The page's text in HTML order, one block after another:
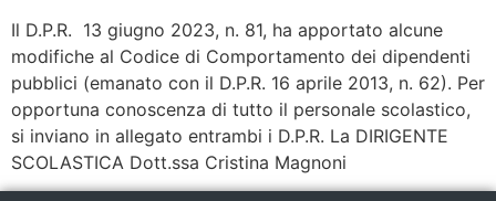
Il D.P.R. 13 giugno 2023, n. 81, ha apportato alcune
modifiche al Codice di Comportamento dei dipendenti
pubblici (emanato con il D.P.R. 16 aprile 2013, n. 62). Per
opportuna conoscenza di tutto il personale scolastico,
si inviano in allegato entrambi i D.P.R. La DIRIGENTE
SCOLASTICA Dott.ssa Cristina Magnoni